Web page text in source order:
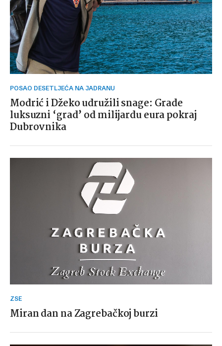
POSAO DESETLJEĆA NA JADRANU
Modrić i Džeko udružili snage: Grade
luksuzni ‘grad’ od milijardu eura pokraj
Dubrovnika
ZSE
Miran dan na Zagrebačkoj burzi